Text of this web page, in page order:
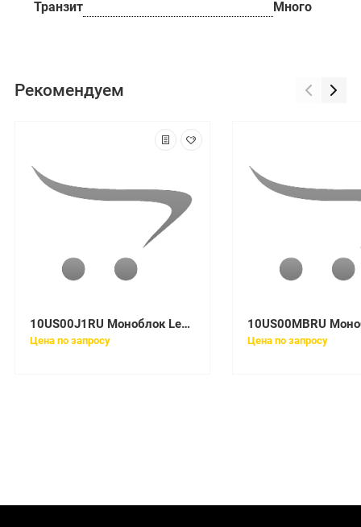
Транзит Много
Рекомендуем
10US00J1RU Моноблок Lenovo V530-22ICB All-In-One 21,5in I5-9400T
Цена по запросу Цена по запросу